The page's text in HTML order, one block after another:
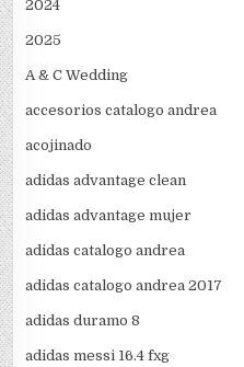
2024
2025
A & C Wedding
accesorios catalogo andrea
acojinado
adidas advantage clean
adidas advantage mujer
adidas catalogo andrea
adidas catalogo andrea 2017
adidas duramo 8
adidas messi 16.4 fxg